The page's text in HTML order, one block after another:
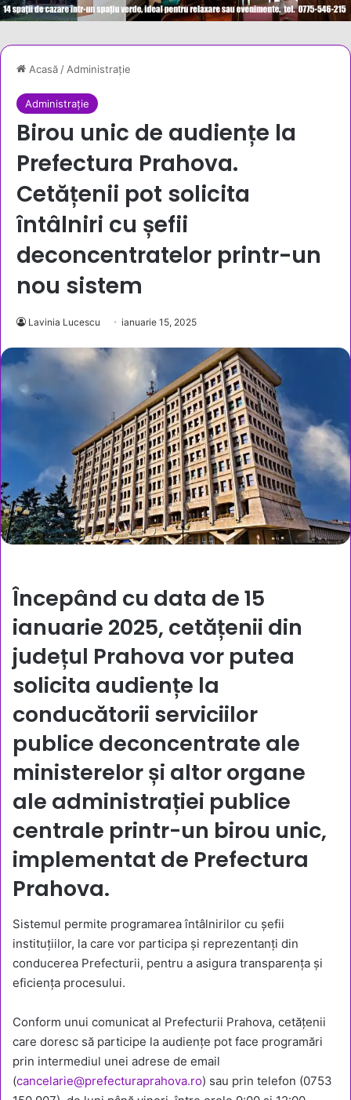
Acasă/Administrație
Administrație
Birou unic de audiențe la
Prefectura Prahova.
Cetățenii pot solicita
întâlniri cu șefii
deconcentratelor printr-un
nou sistem
Lavinia Lucescu ianuarie 15, 2025
Începând cu data de 15
ianuarie 2025, cetățenii din
județul Prahova vor putea
solicita audiențe la
conducătorii serviciilor
publice deconcentrate ale
ministerelor și altor organe
ale administrației publice
centrale printr-un birou unic,
implementat de Prefectura
Prahova.
Sistemul permite programarea întâlnirilor cu șefii
instituțiilor, la care vor participa și reprezentanți din
conducerea Prefecturii, pentru a asigura transparența și
eficiența procesului.
Conform unui comunicat al Prefecturii Prahova, cetățenii
care doresc să participe la audiențe pot face programări
prin intermediul unei adrese de email
(cancelarie@prefecturaprahova.ro) sau prin telefon (0753